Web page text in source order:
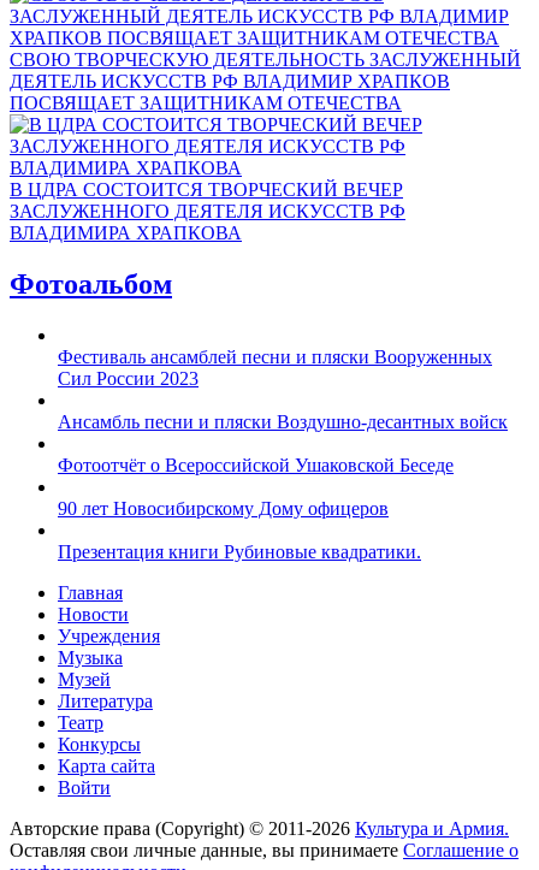
СВОЮ ТВОРЧЕСКУЮ ДЕЯТЕЛЬНОСТЬ ЗАСЛУЖЕННЫЙ
ДЕЯТЕЛЬ ИСКУССТВ РФ ВЛАДИМИР ХРАПКОВ
ПОСВЯЩАЕТ ЗАЩИТНИКАМ ОТЕЧЕСТВА
В ЦДРА СОСТОИТСЯ ТВОРЧЕСКИЙ ВЕЧЕР
ЗАСЛУЖЕННОГО ДЕЯТЕЛЯ ИСКУССТВ РФ
ВЛАДИМИРА ХРАПКОВА
Фотоальбом
Фестиваль ансамблей песни и пляски Вооруженных
Сил России 2023
Ансамбль песни и пляски Воздушно-десантных войск
Фотоотчёт о Всероссийской Ушаковской Беседе
90 лет Новосибирскому Дому офицеров
Презентация книги Рубиновые квадратики.
Главная
Новости
Учреждения
Музыка
Музей
Литература
Театр
Конкурсы
Карта сайта
Войти
Авторские права (Copyright) © 2011-2026 Культура и Армия.
Оставляя свои личные данные, вы принимаете Соглашение о